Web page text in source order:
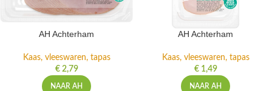
AH Achterham
Kaas, vleeswaren, tapas
€2,79
NAAR AH
AH Achterham
Kaas, vleeswaren, tapas
€1,49
NAAR AH